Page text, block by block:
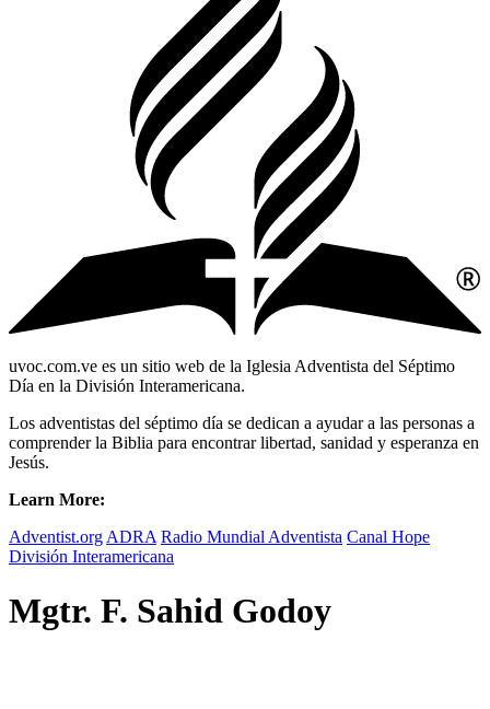
uvoc.com.ve es un sitio web de la Iglesia Adventista del Séptimo
Día en la División Interamericana.
Los adventistas del séptimo día se dedican a ayudar a las personas a
comprender la Biblia para encontrar libertad, sanidad y esperanza en
Jesús.
Learn More:
Adventist.org ADRA Radio Mundial Adventista Canal Hope
División Interamericana
Mgtr. F. Sahid Godoy